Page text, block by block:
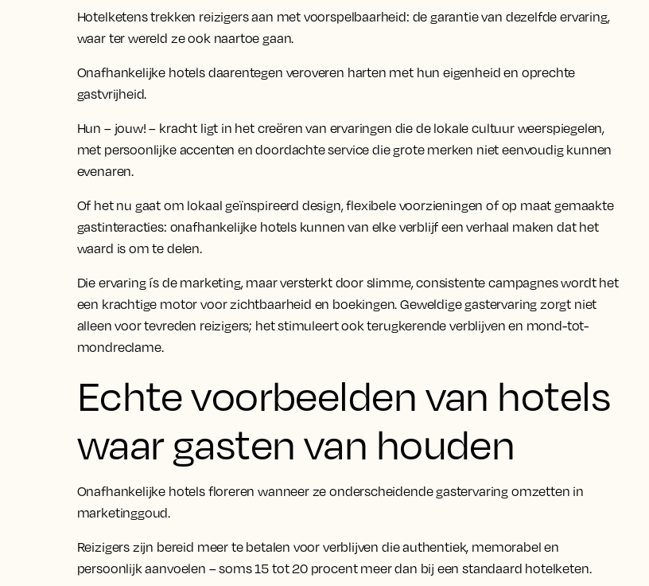
Hotelketens trekken reizigers aan met voorspelbaarheid: de garantie van dezelfde ervaring,
waar ter wereld ze ook naartoe gaan.
Onafhankelijke hotels daarentegen veroveren harten met hun eigenheid en oprechte
gastvrijheid.
Hun – jouw! – kracht ligt in het creëren van ervaringen die de lokale cultuur weerspiegelen,
met persoonlijke accenten en doordachte service die grote merken niet eenvoudig kunnen
evenaren.
Of het nu gaat om lokaal geïnspireerd design, flexibele voorzieningen of op maat gemaakte
gastinteracties: onafhankelijke hotels kunnen van elke verblijf een verhaal maken dat het
waard is om te delen.
Die ervaring ís de marketing, maar versterkt door slimme, consistente campagnes wordt het
een krachtige motor voor zichtbaarheid en boekingen. Geweldige gastervaring zorgt niet
alleen voor tevreden reizigers; het stimuleert ook terugkerende verblijven en mond-tot-
mondreclame.
Echte voorbeelden van hotels
waar gasten van houden
Onafhankelijke hotels floreren wanneer ze onderscheidende gastervaring omzetten in
marketinggoud.
Reizigers zijn bereid meer te betalen voor verblijven die authentiek, memorabel en
persoonlijk aanvoelen – soms 15 tot 20 procent meer dan bij een standaard hotelketen.